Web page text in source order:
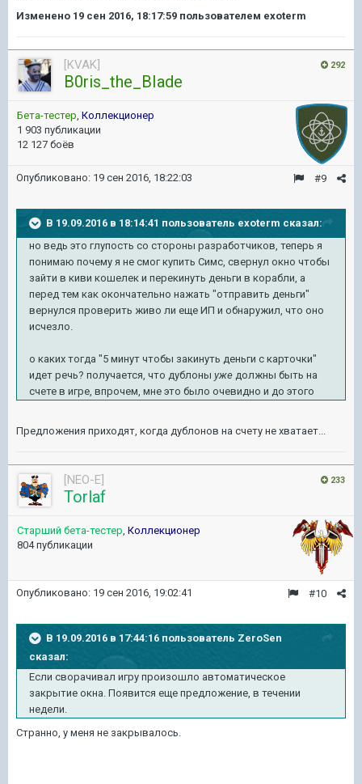
Изменено 19 сен 2016, 18:17:59 пользователем exoterm
292
[KVAK]
B0ris_the_BIade
Бета-тестер, Коллекционер
1 903 публикации
12 127 боёв
#9
Опубликовано: 19 сен 2016, 18:22:03
В 19.09.2016 в 18:14:41 пользователь exoterm сказал:
но ведь это глупость со стороны разработчиков, теперь я
понимаю почему я не смог купить Симс, свернул окно чтобы
зайти в киви кошелек и перекинуть деньги в корабли, а
перед тем как окончательно нажать "отправить деньги"
вернулся проверить живо ли еще ИП и обнаружил, что оно
исчезло.
о каких тогда "5 минут чтобы закинуть деньги с карточки"
идет речь? получается, что дублоны уже должны быть на
счете в игре, впрочем, мне это было очевидно и до этого
Предложения приходят, когда дублонов на счету не хватает...
233
[NEO-E]
Torlaf
Старший бета-тестер, Коллекционер
804 публикации
#10
Опубликовано: 19 сен 2016, 19:02:41
В 19.09.2016 в 17:44:16 пользователь ZeroSen
сказал:
Если сворачивал игру произошло автоматическое
закрытие окна. Появится еще предложение, в течении
недели.
Странно, у меня не закрывалось.